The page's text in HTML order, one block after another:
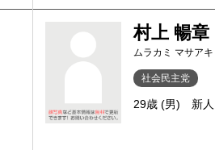
村上 暢章
ムラカミ マサアキ
社会民主党
29歳 (男) 新人